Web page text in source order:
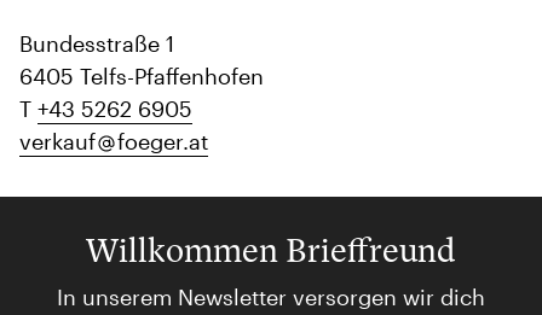
Bundesstraße 1
6405 Telfs-Pfaffenhofen
T +43 5262 6905
verkauf
foeger.at
Willkommen Brieffreund
In unserem Newsletter versorgen wir dich